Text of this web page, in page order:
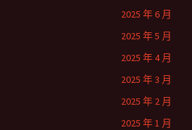
2025 年 6 月
2025 年 5 月
2025 年 4 月
2025 年 3 月
2025 年 2 月
2025 年 1 月